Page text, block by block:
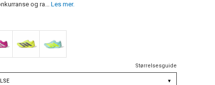
og ra...Les mer.
Størrelsesguide
▾